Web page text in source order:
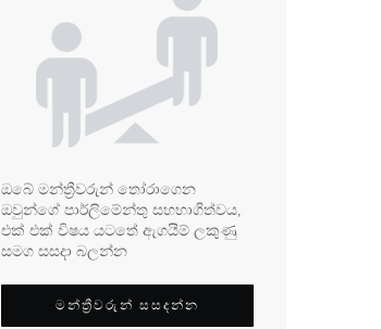
ඔබේ මන්ත්‍රීවරුන් තෝරාගෙන
ඔවුන්ගේ පාර්ලිමේන්තු සහභාගිත්වය,
එක් එක් විෂය යටතේ ඇගයීම් ලකුණු
සමග සසදා බලන්න
මන්ත්‍රීවරුන් සසදන්න